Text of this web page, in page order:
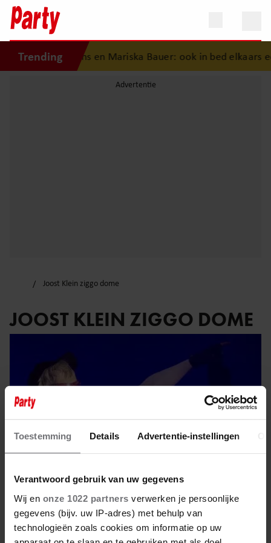
Toestemming Details Advertentie-instellingen
Verantwoord gebruik van uw gegevens
Wij en onze 1022 partners verwerken je persoonlijke
gegevens (bijv. uw IP-adres) met behulp van
technologieën zoals cookies om informatie op uw
Trendingvan Frans en Mariska Bauer: ook in bed elkaars
Joost Klein ziggo dome
JOOST KLEIN ZIGGO DOME
3 februari 2026